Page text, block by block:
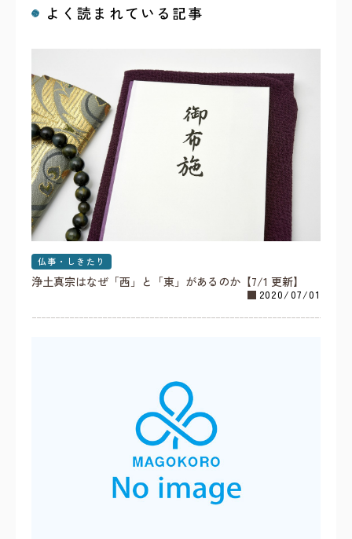
よく読まれている記事
仏事・しきたり
2020/07/01
浄土真宗はなぜ「西」と「東」があるのか【7/1 更新】